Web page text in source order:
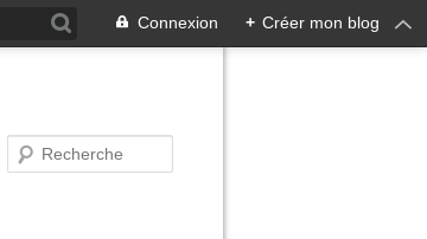
Connexion + Créer mon blog